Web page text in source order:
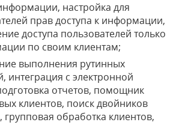
настройка для
прав доступа к информации,
доступа пользователей только
по своим клиентам;
выполнения рутинных
интеграция с электронной
отчетов, помощник
клиентов, поиск двойников
групповая обработка клиентов,